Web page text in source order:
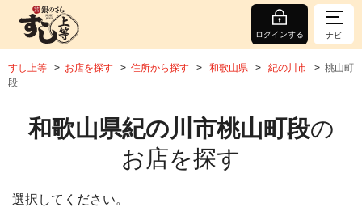
ログインする ナビ
すし上等 お店を探す 住所から探す 和歌山県 紀の川市
桃山町
段
和歌山県紀の川市桃山町段の
お店を探す
選択してください。